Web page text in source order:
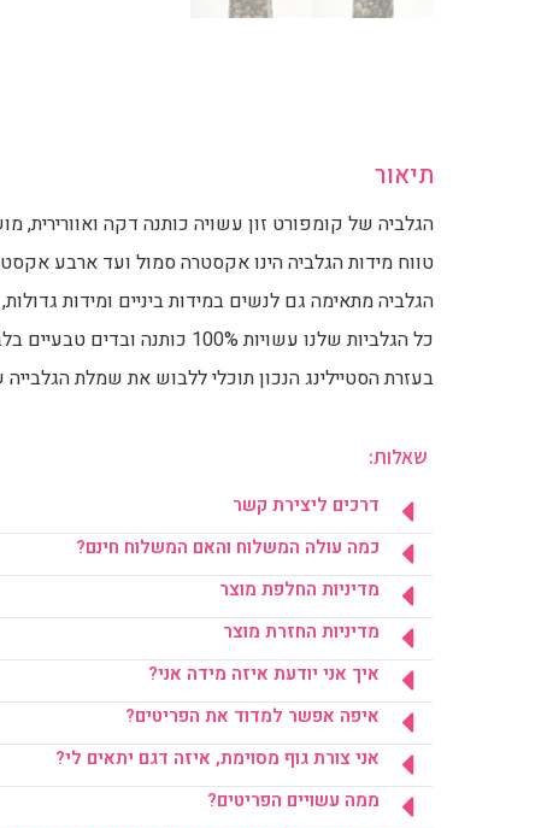
תיאור
הגלביה של קומפורט זון עשויה כותנה דקה ואוורירית,
טווח מידות הגלביה הינו אקסטרה סמול ועד ארבע
הגלביה מתאימה גם לנשים במידות ביניים ומידות
כל הגלביות שלנו עשויות 100% כותנה ובדים טבעיים בלבד.
בעזרת הסטיילינג הנכון תוכלי ללבוש את שמלת
שאלות:
דרכים ליצירת קשר
כמה עולה המשלוח והאם המשלוח חינם?
מדיניות החלפת מוצר
מדיניות החזרת מוצר
איך אני יודעת איזה מידה אני?
איפה אפשר למדוד את הפריטים?
אני צורת גוף מסוימת, איזה דגם יתאים לי?
ממה עשויים הפריטים?